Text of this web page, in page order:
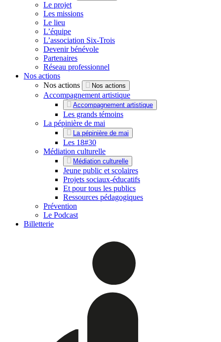
Le projet
Les missions
Le lieu
L’équipe
L’association Six-Trois
Devenir bénévole
Partenaires
Réseau professionnel
Nos actions
Nos actions
Nos actions
Accompagnement artistique
Accompagnement artistique
Les grands témoins
La pépinière de mai
La pépinière de mai
Les 18#30
Médiation culturelle
Médiation culturelle
Jeune public et scolaires
Projets sociaux-éducatifs
Et pour tous les publics
Ressources pédagogiques
Prévention
Le Podcast
Billetterie